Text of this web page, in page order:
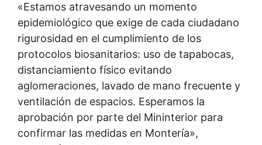
«Estamos atravesando un momento
epidemiológico que exige de cada ciudadano
rigurosidad en el cumplimiento de los
protocolos biosanitarios: uso de tapabocas,
distanciamiento físico evitando
aglomeraciones, lavado de mano frecuente y
ventilación de espacios. Esperamos la
aprobación por parte del Mininterior para
confirmar las medidas en Montería»,